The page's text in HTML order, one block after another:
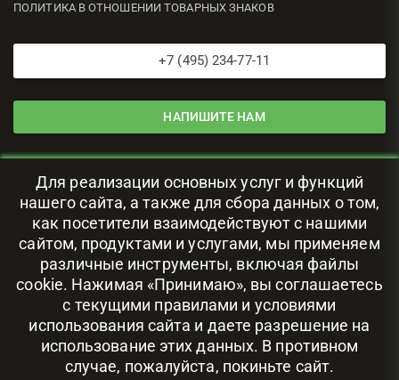
ПОЛИТИКА В ОТНОШЕНИИ ТОВАРНЫХ ЗНАКОВ
+7 (495) 234-77-11
НАПИШИТЕ НАМ
ЦОД В РОССИИ
111024, г. Москва, ул. Авиамоторная, 69
Для реализации основных услуг и функций
нашего сайта, а также для сбора данных о том,
как посетители взаимодействуют с нашими
сайтом, продуктами и услугами, мы применяем
различные инструменты, включая файлы
cookie. Нажимая «Принимаю», вы соглашаетесь
с текущими правилами и условиями
использования сайта и даете разрешение на
использование этих данных. В противном
случае, пожалуйста, покиньте сайт.